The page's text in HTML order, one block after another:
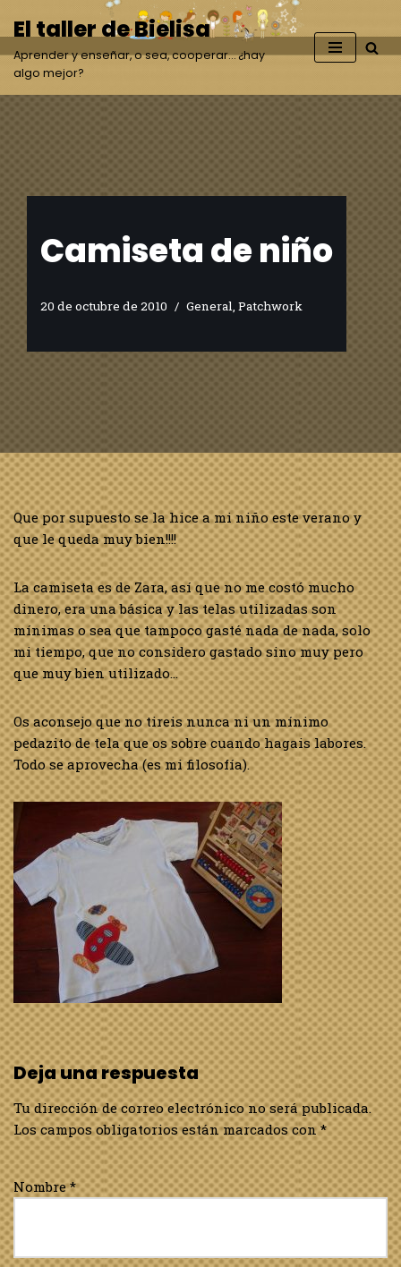
Saltar
al
contenido
El taller de Bielisa
Aprender y enseñar, o sea, cooperar… ¿hay
algo mejor?
Camiseta de niño
20 de octubre de 2010 General, Patchwork
Que por supuesto se la hice a mi niño este verano y
que le queda muy bien!!!!
La camiseta es de Zara, así que no me costó mucho
dinero, era una básica y las telas utilizadas son
mínimas o sea que tampoco gasté nada de nada, solo
mi tiempo, que no considero gastado sino muy pero
que muy bien utilizado…
Os aconsejo que no tireis nunca ni un mínimo
pedazito de tela que os sobre cuando hagais labores.
Todo se aprovecha (es mi filosofía).
Deja una respuesta
Tu dirección de correo electrónico no será publicada.
Los campos obligatorios están marcados con*
Nombre*